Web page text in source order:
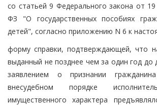
со статьей 9 Федерального закона от
ФЗ "О государственных пособиях
детей", согласно приложению N 6 к
форму справки, подтверждающей, что
выданный не позднее чем за один год
заявлением о признании
внесудебном порядке
имущественного характера